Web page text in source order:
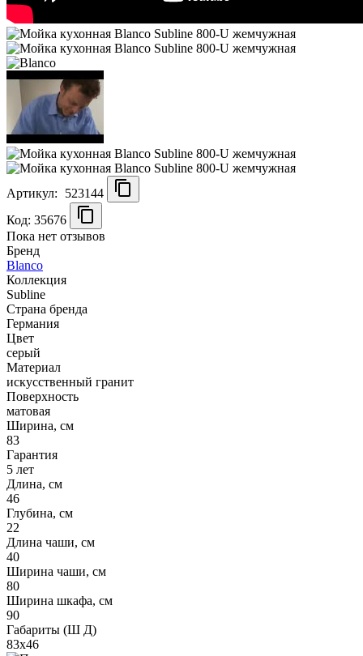
Артикул:
523144
Код: 35676
Пока нет отзывов
Бренд
Blanco
Коллекция
Subline
Страна бренда
Германия
Цвет
серый
Материал
искусственный гранит
Поверхность
матовая
Ширина, см
83
Гарантия
5 лет
Длина, см
46
Глубина, см
22
Длина чаши, см
40
Ширина чаши, см
80
Ширина шкафа, см
90
Габариты (Ш Д)
83х46